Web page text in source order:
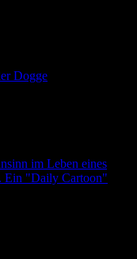
Dogge
im Leben eines
Ein "Daily Cartoon"